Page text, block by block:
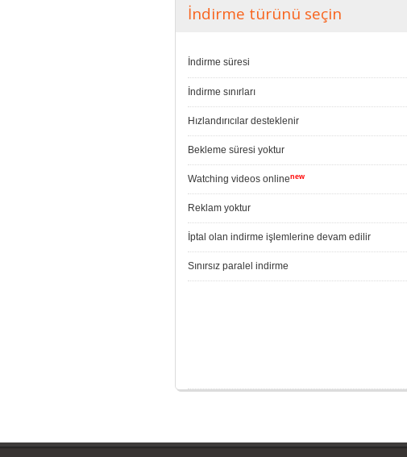
İndirme türünü seçin
İndirme süresi
İndirme sınırları
Hızlandırıcılar desteklenir
Bekleme süresi yoktur
Watching videos onlinenew
Reklam yoktur
İptal olan indirme işlemlerine devam edilir
Sınırsız paralel indirme